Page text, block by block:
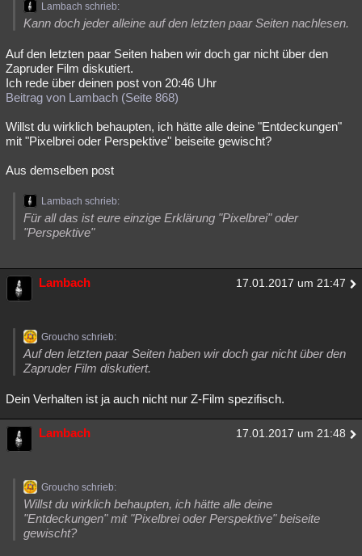
Lambach schrieb:
Kann doch jeder alleine auf den letzten paar Seiten nachlesen.
Auf den letzten paar Seiten haben wir doch gar nicht über den
Zapruder Film diskutiert.
Ich rede über deinen post von 20:46 Uhr
Beitrag von Lambach (Seite 868)
Willst du wirklich behaupten, ich hätte alle deine "Entdeckungen"
mit "Pixelbrei oder Perspektive" beiseite gewischt?
Aus demselben post
Lambach schrieb:
Für all das ist eure einzige Erklärung "Pixelbrei" oder
"Perspektive"
Lambach 17.01.2017 um 21:47
Groucho schrieb:
Auf den letzten paar Seiten haben wir doch gar nicht über den
Zapruder Film diskutiert.
Dein Verhalten ist ja auch nicht nur Z-Film spezifisch.
Lambach 17.01.2017 um 21:48
Groucho schrieb:
Willst du wirklich behaupten, ich hätte alle deine
"Entdeckungen" mit "Pixelbrei oder Perspektive" beiseite
gewischt?